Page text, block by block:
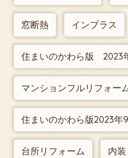
窓断熱 インプラス
住まいのかわら版 2023
マンションフルリフォー
住まいのかわら版2023年
台所リフォーム 内